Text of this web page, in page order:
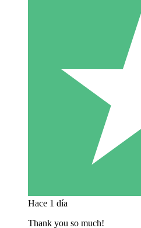
Hace 1 día
Thank you so much!